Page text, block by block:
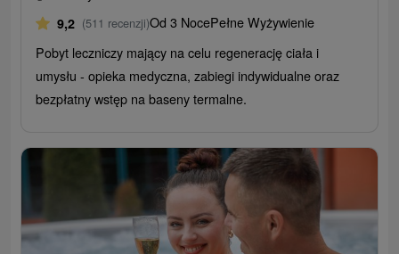
9,2 (511 recenzji)Od 3 NocePełne Wyżywienie
Pobyt leczniczy mający na celu regenerację ciała i
umysłu - opieka medyczna, zabiegi indywidualne oraz
bezpłatny wstęp na baseny termalne.